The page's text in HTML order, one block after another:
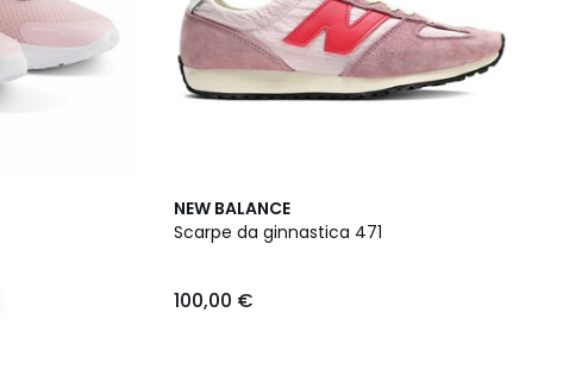
NEW BALANCE
Scarpe da ginnastica 471
100,00 €
4,2
/ 5
2
Colori